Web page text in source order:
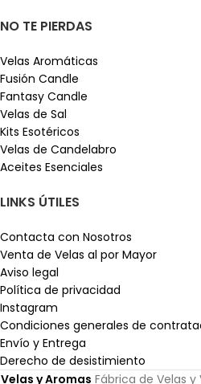
NO TE PIERDAS
Velas Aromáticas
Fusión Candle
Fantasy Candle
Velas de Sal
Kits Esotéricos
Velas de Candelabro
Aceites Esenciales
LINKS ÚTILES
Contacta con Nosotros
Venta de Velas al por Mayor
Aviso legal
Política de privacidad
Instagram
Condiciones generales de
Envío y Entrega
Derecho de desistimiento
Velas y Aromas Fábrica de Velas y